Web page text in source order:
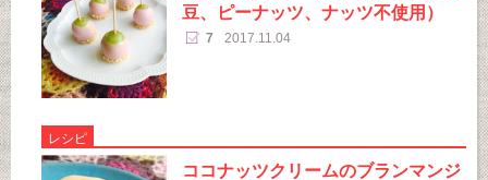
豆、ピーナッツ、ナッツ不使用）
7 2017.11.04
レシピ
ココナッツクリームのブランマンジ